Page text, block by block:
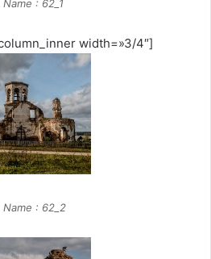
: 62_1
width=»3/4″]
: 62_2